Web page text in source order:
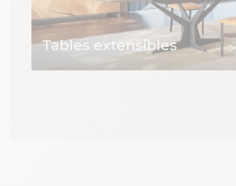
Tables extensibles